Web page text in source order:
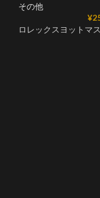
その他
¥
ロレックスヨットマ